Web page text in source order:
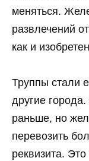
меняться.
развлечений
как и
Труппы стали
другие
раньше, но
перевозить
реквизита.